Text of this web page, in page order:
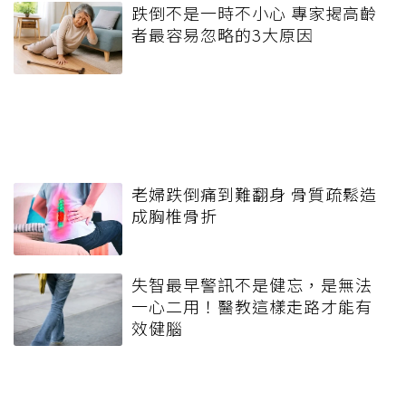
跌倒不是一時不小心 專家揭高齡
者最容易忽略的3大原因
老婦跌倒痛到難翻身 骨質疏鬆造
成胸椎骨折
失智最早警訊不是健忘，是無法
一心二用！醫教這樣走路才能有
效健腦